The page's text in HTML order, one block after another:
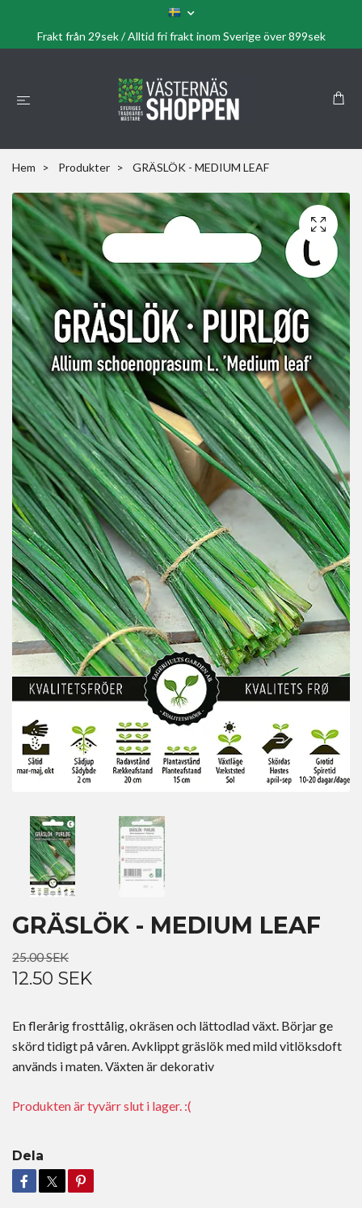
Frakt från 29sek / Alltid fri frakt inom Sverige över 899sek
Hem Produkter GRÄSLÖK - MEDIUM LEAF
GRÄSLÖK - MEDIUM LEAF
25.00 SEK
12.50 SEK
En flerårig frosttålig, okräsen och lättodlad växt. Börjar ge
skörd tidigt på våren. Avklippt gräslök med mild vitlöksdoft
används i maten. Växten är dekorativ
Produkten är tyvärr slut i lager. :(
Dela